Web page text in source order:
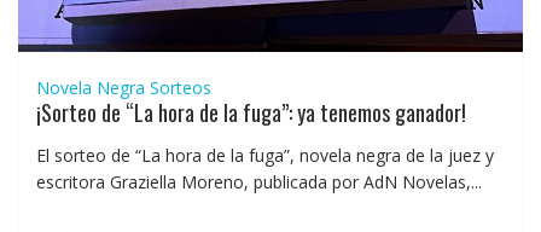
Novela Negra Sorteos
¡Sorteo de “La hora de la fuga”: ya tenemos ganador!
El sorteo de “La hora de la fuga”, novela negra de la juez y
escritora Graziella Moreno, publicada por AdN Novelas,...